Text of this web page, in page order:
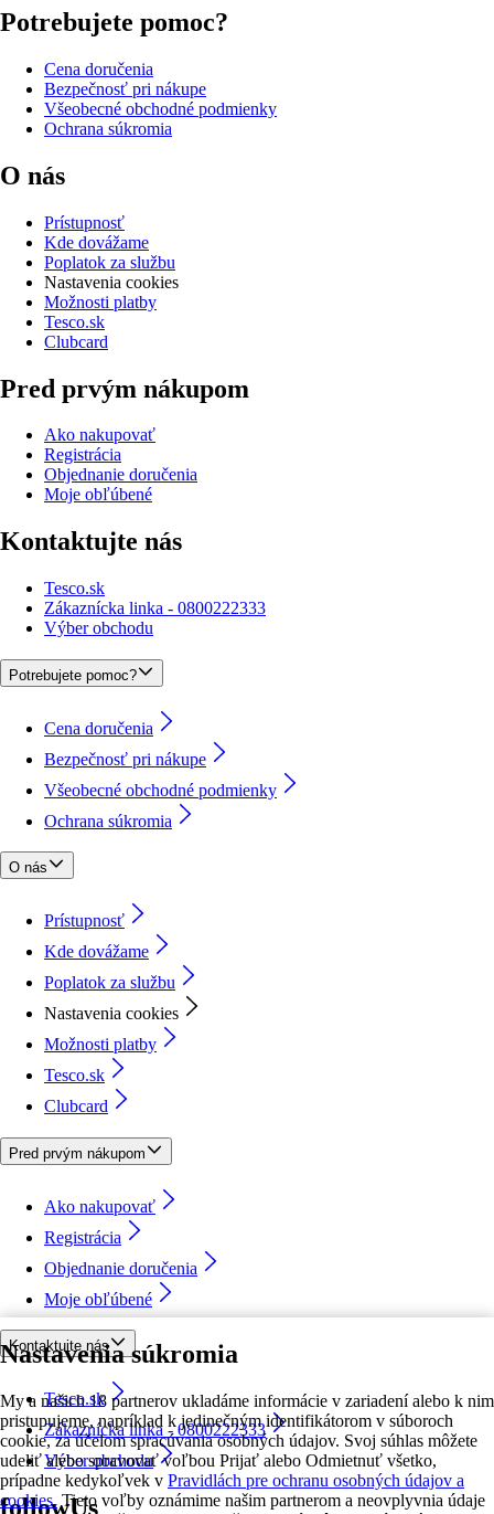
Nastavenia súkromia
My a našich 18 partnerov ukladáme informácie v zariadení alebo k nim
pristupujeme, napríklad k jedinečným identifikátorom v súboroch
cookie, za účelom spracúvania osobných údajov. Svoj súhlas môžete
udeliť alebo spravovať voľbou Prijať alebo Odmietnuť všetko,
prípadne kedykoľvek v Pravidlách pre ochranu osobných údajov a
cookies. Tieto voľby oznámime našim partnerom a neovplyvnia údaje
Potrebujete pomoc?
Cena doručenia
Bezpečnosť pri nákupe
Všeobecné obchodné podmienky
Ochrana súkromia
O nás
Prístupnosť
Kde dovážame
Poplatok za službu
Nastavenia cookies
Možnosti platby
Tesco.sk
Clubcard
Pred prvým nákupom
Ako nakupovať
Registrácia
Objednanie doručenia
Moje obľúbené
Kontaktujte nás
Tesco.sk
Zákaznícka linka - 0800222333
Výber obchodu
Potrebujete pomoc?
Cena doručenia
Bezpečnosť pri nákupe
Všeobecné obchodné podmienky
Ochrana súkromia
O nás
Prístupnosť
Kde dovážame
Poplatok za službu
Nastavenia cookies
Možnosti platby
Tesco.sk
Clubcard
Pred prvým nákupom
Ako nakupovať
Registrácia
Objednanie doručenia
Moje obľúbené
Kontaktujte nás
Tesco.sk
Zákaznícka linka - 0800222333
Výber obchodu
followUs